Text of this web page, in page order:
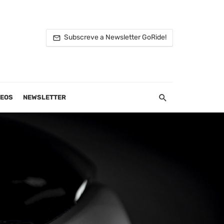
Subscreve a Newsletter GoRide!
NEWSLETTER